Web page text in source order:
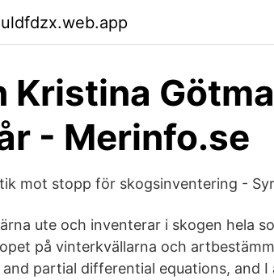
Kristina
- Merinfo.se
mot stopp för skogsinventering -
ute och inventerar i skogen hela
på vinterkvällarna och
and partial differential equations, and